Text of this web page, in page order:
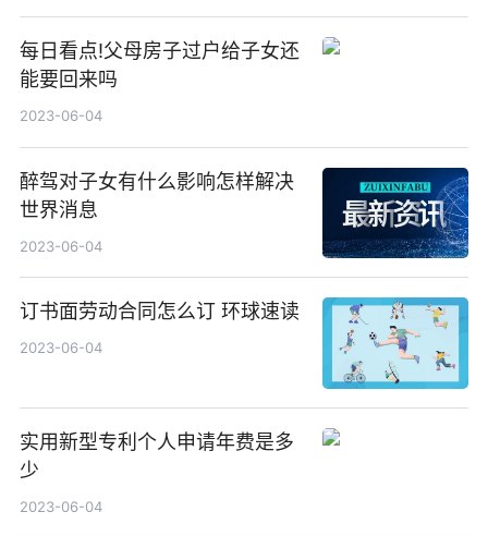
每日看点!父母房子过户给子女还
能要回来吗
2023-06-04
醉驾对子女有什么影响怎样解决
世界消息
2023-06-04
订书面劳动合同怎么订 环球速读
2023-06-04
实用新型专利个人申请年费是多
少
2023-06-04